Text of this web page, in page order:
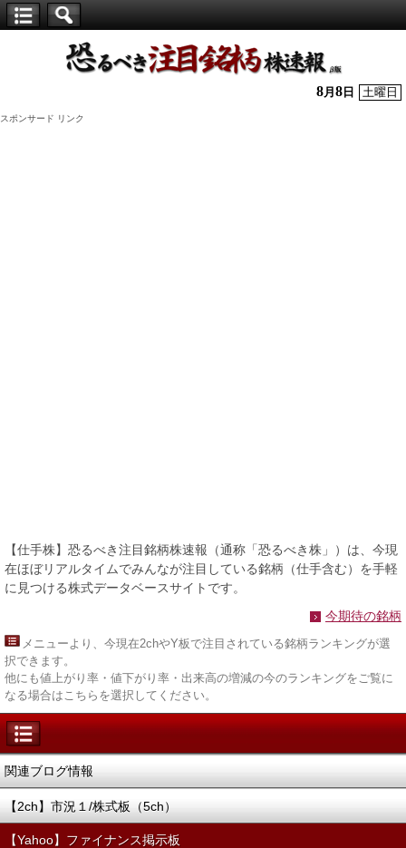
株】
8月 8 日 土曜日
スポンサード リンク
【仕手株】恐るべき注目銘柄株速報（通称「恐るべき株」）は、今現
在ほぼリアルタイムでみんなが注目している銘柄（仕手含む）を手軽
に見つける株式データベースサイトです。
今期待の銘柄
メニューより、今現在2chやY板で注目されている銘柄ランキングが選
択できます。
他にも値上がり率・値下がり率・出来高の増減の今のランキングをご覧に
なる場合はこちらを選択してください。
関連ブログ情報
【2ch】市況１/株式板（5ch）
【Yahoo】ファイナンス掲示板